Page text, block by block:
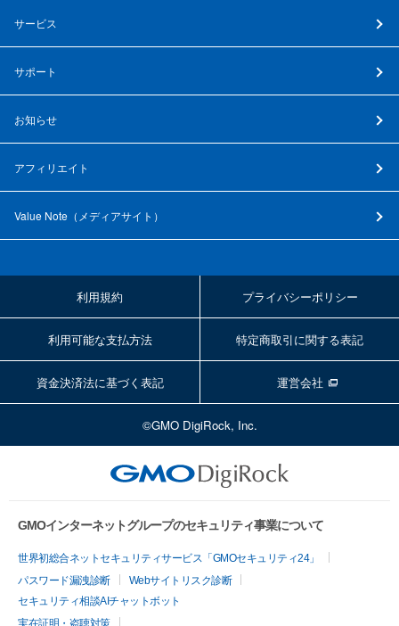
サービス
サポート
お知らせ
アフィリエイト
Value Note（ メディアサイト ）
利用規約 プライバシーポリシー
利用可能な支払方法 特定商取引に関する表記
資金決済法に基づく表記 運営会社
©GMO DigiRock, Inc.
GMOインターネットグループのセキュリティ事業について
世界初総合ネットセキュリティサービス「GMOセキュリティ24」
パスワード漏洩診断
Webサイトリスク診断
セキュリティ相談AIチャットボット
実在証明・盗聴対策